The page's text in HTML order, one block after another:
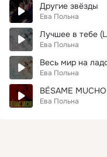
Другие звёзды
Ева Польна
Лучшее в тебе
Ева Польна
Весь мир на
Ева Польна
BÉSAME MUCHO
Ева Польна